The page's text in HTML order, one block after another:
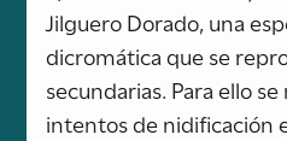
Jilguero Dorado, una
dicromática que se
secundarias. Para ello
intentos de nidificación